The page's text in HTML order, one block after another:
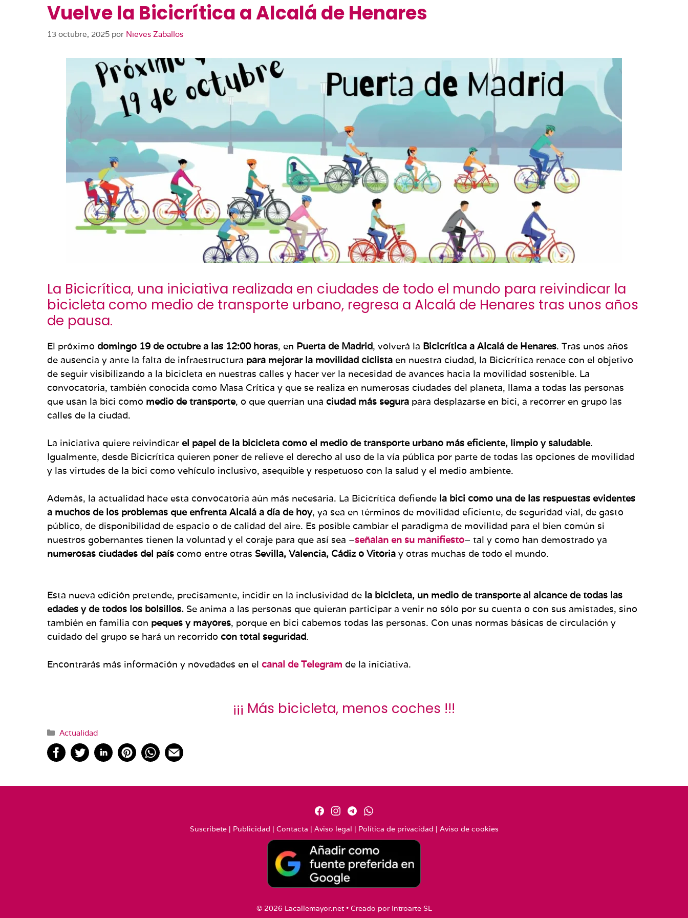
Vuelve la Bicicrítica a Alcalá de Henares
13 octubre, 2025 por Nieves Zaballos
La Bicicrítica, una iniciativa realizada en ciudades de todo el mundo para reivindicar la
bicicleta como medio de transporte urbano, regresa a Alcalá de Henares tras unos años
de pausa.
El próximo domingo 19 de octubre a las 12:00 horas, en Puerta de Madrid, volverá la Bicicrítica a Alcalá de Henares. Tras unos años
de ausencia y ante la falta de infraestructura para mejorar la movilidad ciclista en nuestra ciudad, la Bicicrítica renace con el objetivo
de seguir visibilizando a la bicicleta en nuestras calles y hacer ver la necesidad de avances hacia la movilidad sostenible. La
convocatoria, también conocida como Masa Crítica y que se realiza en numerosas ciudades del planeta, llama a todas las personas
que usan la bici como medio de transporte, o que querrían una ciudad más segura para desplazarse en bici, a recorrer en grupo las
calles de la ciudad.
La iniciativa quiere reivindicar el papel de la bicicleta como el medio de transporte urbano más eficiente, limpio y saludable.
Igualmente, desde Bicicrítica quieren poner de relieve el derecho al uso de la vía pública por parte de todas las opciones de movilidad
y las virtudes de la bici como vehículo inclusivo, asequible y respetuoso con la salud y el medio ambiente.
Además, la actualidad hace esta convocatoria aún más necesaria. La Bicicrítica defiende la bici como una de las respuestas evidentes
a muchos de los problemas que enfrenta Alcalá a día de hoy, ya sea en términos de movilidad eficiente, de seguridad vial, de gasto
público, de disponibilidad de espacio o de calidad del aire. Es posible cambiar el paradigma de movilidad para el bien común si
nuestros gobernantes tienen la voluntad y el coraje para que así sea –señalan en su manifiesto– tal y como han demostrado ya
numerosas ciudades del país como entre otras Sevilla, Valencia, Cádiz o Vitoria y otras muchas de todo el mundo.
Esta nueva edición pretende, precisamente, incidir en la inclusividad de la bicicleta, un medio de transporte al alcance de todas las
edades y de todos los bolsillos. Se anima a las personas que quieran participar a venir no sólo por su cuenta o con sus amistades, sino
también en familia con peques y mayores, porque en bici cabemos todas las personas. Con unas normas básicas de circulación y
cuidado del grupo se hará un recorrido con total seguridad.
Encontrarás más información y novedades en el canal de Telegram de la iniciativa.
¡¡¡ Más bicicleta, menos coches !!!
Categorías
Actualidad
Suscríbete| Publicidad | Contacta | Aviso legal | Política de privacidad | Aviso de cookies
© 2026 Lacallemayor.net • Creado por Introarte SL